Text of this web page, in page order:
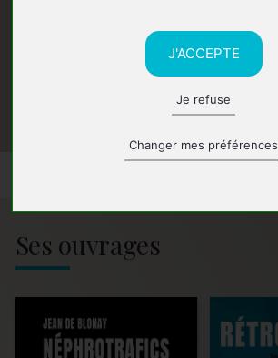
J'ACCEPTE
Je refuse
Changer mes préférences
Ses ouvrages